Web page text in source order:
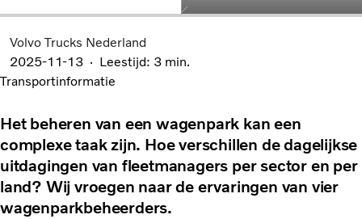
Volvo Trucks Nederland
2025-11-13
Leestijd: 3 min.
Transportinformatie
Het beheren van een wagenpark kan een
complexe taak zijn. Hoe verschillen de dagelijkse
uitdagingen van fleetmanagers per sector en per
land? Wij vroegen naar de ervaringen van vier
wagenparkbeheerders.